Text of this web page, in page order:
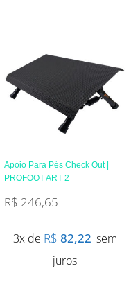
Apoio Para Pés Check Out |
PROFOOT ART 2
R$ 246,65
3x de R$ 82,22 sem
juros